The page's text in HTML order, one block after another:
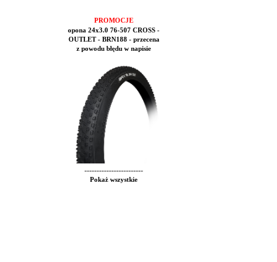
PROMOCJE
opona 24x3.0 76-507 CROSS -
OUTLET - BRN188 - przecena
z powodu błędu w napisie
------------------------
Pokaż wszystkie